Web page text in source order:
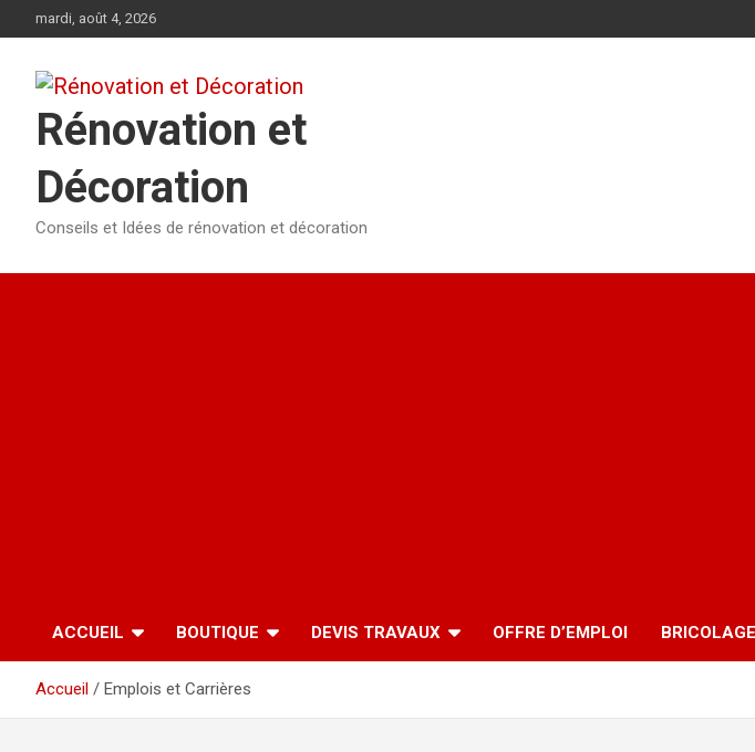
au
mardi, août 4, 2026
Rénovation et
Décoration
Conseils et Idées de rénovation et décoration
ACCUEIL BOUTIQUE DEVIS TRAVAUX OFFRE D’EMPLOI
Accueil Emplois et Carrières